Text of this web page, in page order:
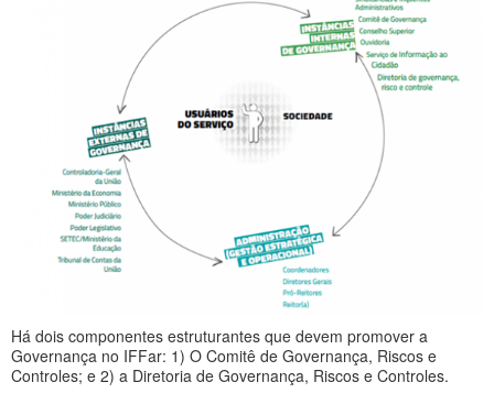
Há dois componentes estruturantes que devem promover a
Governança no IFFar: 1) O Comitê de Governança, Riscos e
Controles; e 2) a Diretoria de Governança, Riscos e Controles.